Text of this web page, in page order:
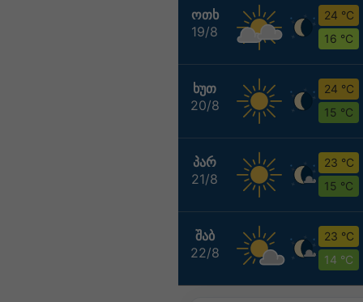
ᲝᲗᲮ
19/8
24 °C
16 °C
ᲮᲣᲗ
20/8
24 °C
15 °C
ᲞᲐᲠ
21/8
23 °C
15 °C
ᲨᲐᲑ
22/8
23 °C
14 °C